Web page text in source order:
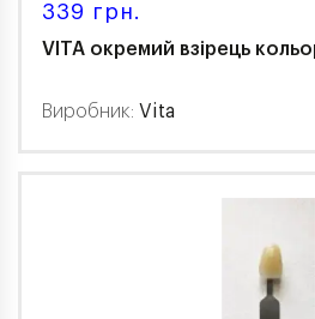
339 грн.
VITA окремий взірець
Виробник: Vita